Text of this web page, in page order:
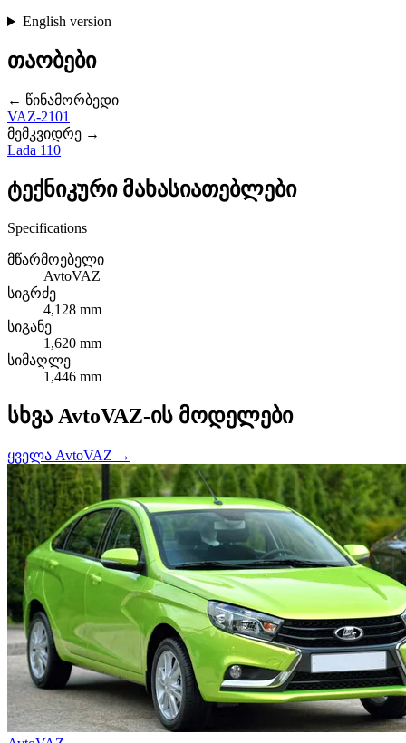
English version
თაობები
← წინამორბედი
VAZ-2101
მემკვიდრე →
Lada 110
ტექნიკური მახასიათებლები
Specifications
მწარმოებელი
AvtoVAZ
სიგრძე
4,128 mm
სიგანე
1,620 mm
სიმაღლე
1,446 mm
სხვა AvtoVAZ-ის მოდელები
ყველა AvtoVAZ →